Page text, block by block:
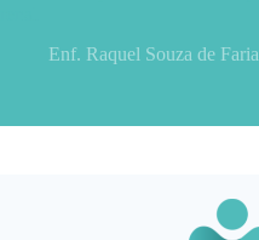
Enf. Raquel Souza de Faria